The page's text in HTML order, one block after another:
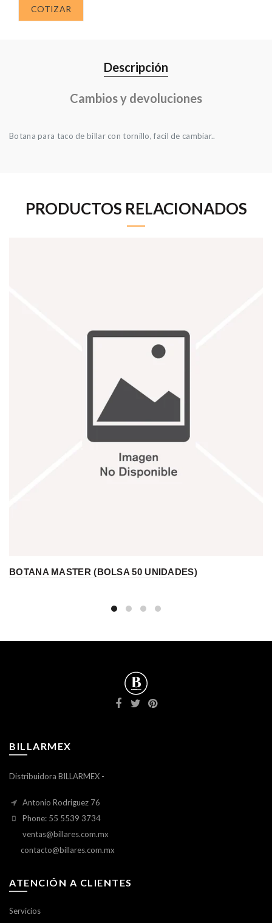
COTIZAR
Descripción
Cambios y devoluciones
Botana para taco de billar con tornillo, facil de cambiar..
PRODUCTOS RELACIONADOS
BOTANA MASTER (BOLSA 50 UNIDADES)
BILLARMEX
Distribuidora BILLARMEX -
Antonio Rodriguez 76
Phone: 55 5539 3734
ventas@billares.com.mx
contacto@billares.com.mx
ATENCIÓN A CLIENTES
Servicios